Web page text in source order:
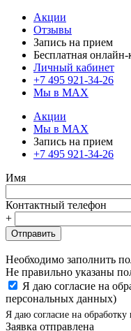
Акции
Отзывы
Запись на прием
Бесплатная онлайн-
Личный кабинет
+7 495 921-34-26
Мы в MAX
Акции
Мы в MAX
Запись на прием
+7 495 921-34-26
Имя
Контактный телефон
+
Отправить
Необходимо заполнить
Не правильно указаны
Я даю согласие на
персональных данных)
Я даю согласие на
Заявка отправлена